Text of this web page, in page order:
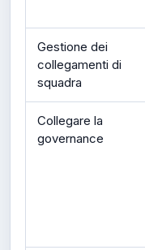
Gestione dei
collegamenti di
squadra
Collegare la
governance